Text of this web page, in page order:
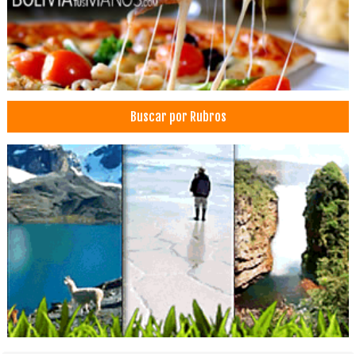
Perfiles de Aluminio
Puertas
Puertas de Aluminio
Ventanas
Médicos Neurocirujanos
Restaurantes
Organizaciones Sindicales
Buscar por Rubros